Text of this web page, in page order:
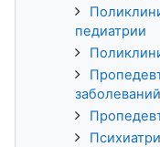
педиатрии
заболеваний